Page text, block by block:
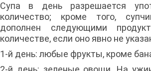
Супа в день разрешается
количество; кроме того,
дополнен следующими
количестве, если оно явно не
1-й день: любые фрукты, кроме